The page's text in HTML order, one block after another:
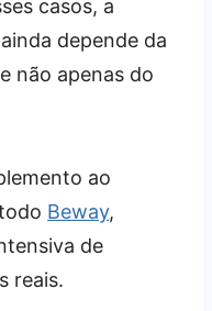
casos, a
depende da
não apenas do
ao
Beway,
de
reais.